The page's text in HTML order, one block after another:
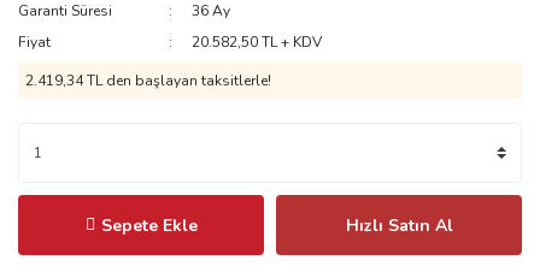
Garanti Süresi
36 Ay
Fiyat
20.582,50 TL + KDV
2.419,34 TLden başlayan taksitlerle!
Sepete Ekle Hızlı Satın Al